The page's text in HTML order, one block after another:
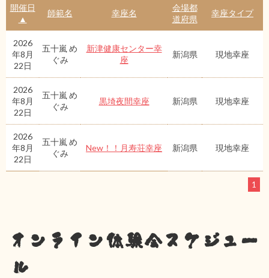
開催日
▲
師範名 幸座名
会場都
道府県
幸座タイプ
2026
年8月
22日
五十嵐 め
ぐみ
新津健康センター幸
座
新潟県 現地幸座
2026
年8月
22日
五十嵐 め
ぐみ
黒埼夜間幸座 新潟県 現地幸座
2026
年8月
22日
五十嵐 め
ぐみ
New！！月寿荘幸座 新潟県 現地幸座
1
オンライン体験会スケジュー
ル